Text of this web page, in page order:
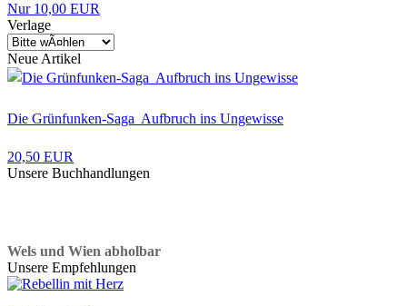
Nur 10,00 EUR
Verlage
Neue Artikel
Die Grünfunken-Saga  Aufbruch ins Ungewisse
20,50 EUR
Unsere Buchhandlungen
Wels und Wien abholbar
Unsere Empfehlungen